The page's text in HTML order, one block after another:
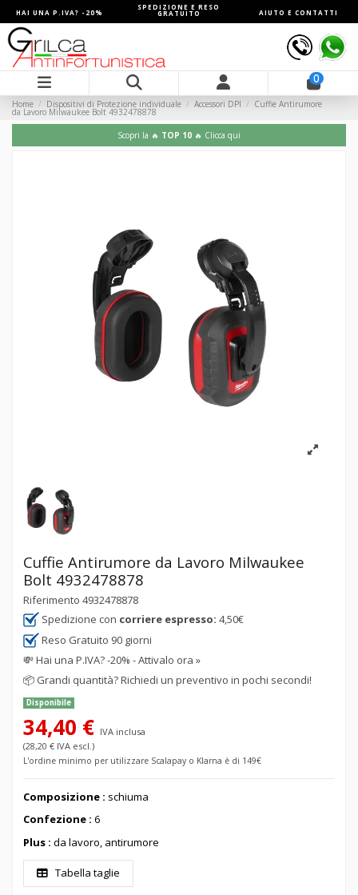
HAI UNA P.IVA? -20%
SPEDIZIONE E RESO
GRATUITO AIUTO E CONTATTI
0
Home Dispositivi di Protezione individuale Accessori DPI Cuffie Antirumore
da Lavoro Milwaukee Bolt 4932478878
Scopri la 🔥 TOP 10 🔥 Clicca qui
Cuffie Antirumore da Lavoro Milwaukee
Bolt 4932478878
Riferimento 4932478878
Spedizione con corriere espresso: 4,50€
Reso Gratuito 90 giorni
💸Hai una P.IVA? -20% - Attivalo ora »
📦 Grandi quantità? Richiedi un preventivo in pochi secondi!
Disponibile
34,40 € IVA inclusa
(28,20 € IVA escl.)
L'ordine minimo per utilizzare Scalapay o Klarna è di 149€
Composizione : schiuma
Confezione : 6
Plus : da lavoro, antirumore
Tabella taglie